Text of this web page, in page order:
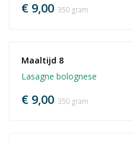
€ 9,00 350 gram
Maaltijd 8
Lasagne bolognese
€ 9,00 350 gram